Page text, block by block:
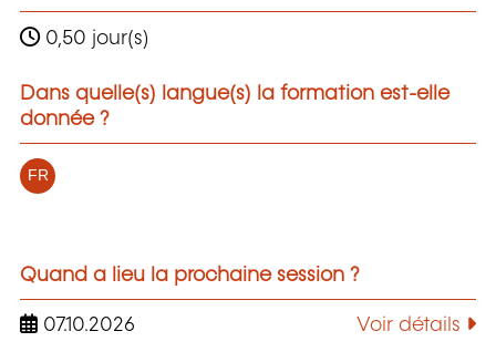
0,50 jour(s)
Dans quelle(s) langue(s) la formation est-elle
donnée ?
FR
Quand a lieu la prochaine session ?
07.10.2026 Voir détails